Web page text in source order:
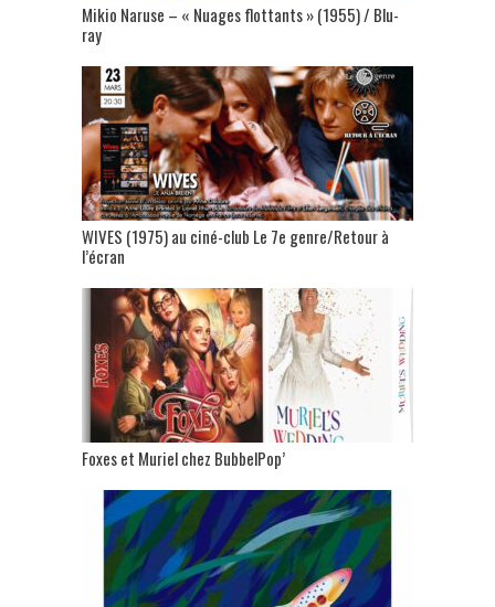
Mikio Naruse – « Nuages flottants » (1955) / Blu-
ray
WIVES (1975) au ciné-club Le 7e genre/Retour à
l’écran
Foxes et Muriel chez BubbelPop’